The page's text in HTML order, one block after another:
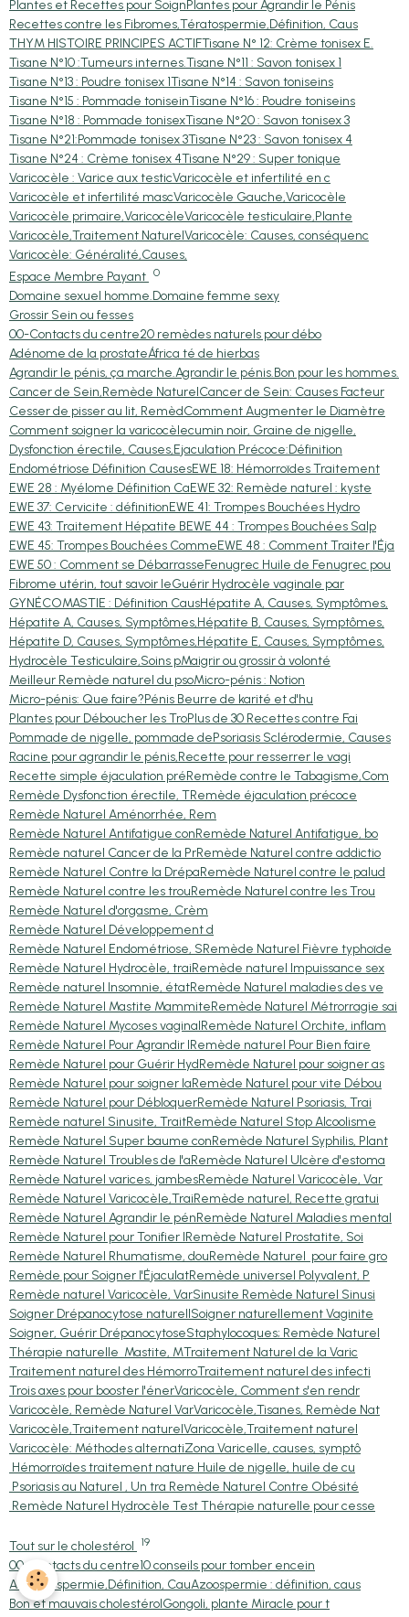
Plantes et Recettes pour SoignPlantes pour Agrandir le Pénis
Recettes contre les Fibromes,Tératospermie,Définition, Caus
THYM HISTOIRE PRINCIPES ACTIFTisane N° 12: Crème tonisex E.
Tisane N°10 :Tumeurs internes.Tisane N°11 : Savon tonisex 1
Tisane N°13 : Poudre tonisex 1Tisane N°14 : Savon toniseins
Tisane N°15 : Pommade toniseinTisane N°16 : Poudre toniseins
Tisane N°18 : Pommade tonisexTisane N°20 : Savon tonisex 3
Tisane N°21:Pommade tonisex 3Tisane N°23 : Savon tonisex 4
Tisane N°24 : Crème tonisex 4Tisane N°29 : Super tonique
Varicocèle : Varice aux testicVaricocèle et infertilité en c
Varicocèle et infertilité mascVaricocèle Gauche,Varicocèle
Varicocèle primaire,VaricocèleVaricocèle testiculaire,Plante
Varicocèle,Traitement NaturelVaricocèle: Causes, conséquenc
Varicocèle: Généralité,Causes,
Espace Membre Payant 0
Domaine sexuel homme.Domaine femme sexy
Grossir Sein ou fesses
00-Contacts du centre20 remèdes naturels pour débo
Adénome de la prostateÁfrica té de hierbas
Agrandir le pénis, ça marche.Agrandir le pénis.Bon pour les hommes.
Cancer de Sein,Remède NaturelCancer de Sein: Causes Facteur
Cesser de pisser au lit, RemèdComment Augmenter le Diamètre
Comment soigner la varicocèlecumin noir, Graine de nigelle,
Dysfonction érectile, Causes,Ejaculation Précoce:Définition
Endométriose Définition CausesEWE 18: Hémorroïdes Traitement
EWE 28 : Myélome Définition CaEWE 32: Remède naturel : kyste
EWE 37: Cervicite : définitionEWE 41: Trompes Bouchées Hydro
EWE 43: Traitement Hépatite BEWE 44 : Trompes Bouchées Salp
EWE 45: Trompes Bouchées CommeEWE 48 : Comment Traiter l'Éja
EWE 50 : Comment se DébarrasseFenugrec Huile de Fenugrec pou
Fibrome utérin, tout savoir leGuérir Hydrocèle vaginale par
GYNÉCOMASTIE : Définition CausHépatite A, Causes, Symptômes,
Hépatite A, Causes, Symptômes,Hépatite B, Causes, Symptômes,
Hépatite D, Causes, Symptômes,Hépatite E, Causes, Symptômes,
Hydrocèle Testiculaire,Soins pMaigrir ou grossir à volonté
Meilleur Remède naturel du psoMicro-pénis : Notion
Micro-pénis: Que faire?Pénis Beurre de karité et d'hu
Plantes pour Déboucher les TroPlus de 30 Recettes contre Fai
Pommade de nigelle, pommade dePsoriasis Sclérodermie, Causes
Racine pour agrandir le pénis,Recette pour resserrer le vagi
Recette simple éjaculation préRemède contre le Tabagisme,Com
Remède Dysfonction érectile, TRemède éjaculation précoce
Remède Naturel Aménorrhée, Rem
Remède Naturel Antifatigue conRemède Naturel Antifatigue, bo
Remède naturel Cancer de la PrRemède Naturel contre addictio
Remède Naturel Contre la DrépaRemède Naturel contre le palud
Remède Naturel contre les trouRemède Naturel contre les Trou
Remède Naturel d'orgasme, Crèm
Remède Naturel Développement d
Remède Naturel Endométriose, SRemède Naturel Fièvre typhoïde
Remède Naturel Hydrocèle, traiRemède naturel Impuissance sex
Remède naturel Insomnie, étatRemède Naturel maladies des ve
Remède Naturel Mastite MammiteRemède Naturel Métrorragie sai
Remède Naturel Mycoses vaginalRemède Naturel Orchite, inflam
Remède Naturel Pour Agrandir lRemède naturel Pour Bien faire
Remède Naturel pour Guérir HydRemède Naturel pour soigner as
Remède Naturel pour soigner laRemède Naturel pour vite Débou
Remède Naturel pour DébloquerRemède Naturel Psoriasis, Trai
Remède naturel Sinusite, TraitRemède Naturel Stop Alcoolisme
Remède Naturel Super baume conRemède Naturel Syphilis, Plant
Remède Naturel Troubles de l'aRemède Naturel Ulcère d'estoma
Remède Naturel varices, jambesRemède Naturel Varicocèle, Var
Remède Naturel Varicocèle,TraiRemède naturel, Recette gratui
Remède Naturel Agrandir le pénRemède Naturel Maladies mental
Remède Naturel pour Tonifier lRemède Naturel Prostatite, Soi
Remède Naturel Rhumatisme, douRemède Naturel pour faire gro
Remède pour Soigner l'ÉjaculatRemède universel Polyvalent, P
Remède naturel Varicocèle, VarSinusite Remède Naturel Sinusi
Soigner Drépanocytose naturellSoigner naturellement Vaginite
Soigner, Guérir DrépanocytoseStaphylocoques; Remède Naturel
Thérapie naturelle Mastite, MTraitement Naturel de la Varic
Traitement naturel des HémorroTraitement naturel des infecti
Trois axes pour booster l'énerVaricocèle, Comment s'en rendr
Varicocèle, Remède Naturel VarVaricocèle,Tisanes, Remède Nat
Varicocèle,Traitement naturelVaricocèle,Traitement naturel
Varicocèle: Méthodes alternatiZona Varicelle, causes, symptô
Hémorroïdes traitement nature Huile de nigelle, huile de cu
Psoriasis au Naturel , Un tra Remède Naturel Contre Obésité
Remède Naturel Hydrocèle TestThérapie naturelle pour cesse
Tout sur le cholestérol 19
00-Contacts du centre10 conseils pour tomber encein
Asthénospermie,Définition, CauAzoospermie : définition, caus
Bon et mauvais cholestérolGongoli, plante Miracle pour t